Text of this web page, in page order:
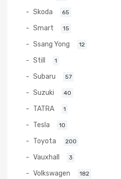
Skoda 65
Smart 15
Ssang Yong 12
Still 1
Subaru 57
Suzuki 40
TATRA 1
Tesla 10
Toyota 200
Vauxhall 3
Volkswagen 182